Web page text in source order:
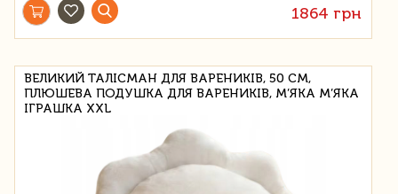
1864 грн
ВЕЛИКИЙ ТАЛІСМАН ДЛЯ ВАРЕНИКІВ, 50 СМ,
ПЛЮШЕВА ПОДУШКА ДЛЯ ВАРЕНИКІВ, М’ЯКА М’ЯКА
ІГРАШКА XXL